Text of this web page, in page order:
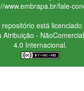
www.embrapa.br/fale-
está
Atribuição -
4.0 Internacional.